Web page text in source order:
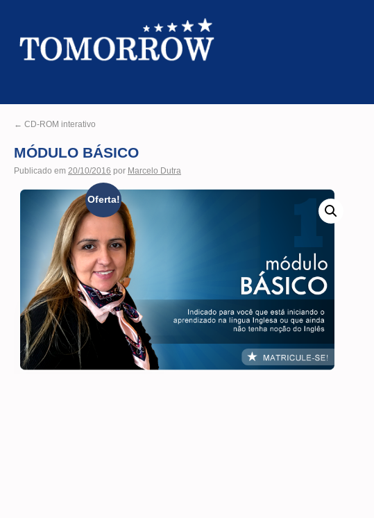
← CD-ROM interativo
MÓDULO BÁSICO
Publicado em 20/10/2016 por Marcelo Dutra
Oferta!